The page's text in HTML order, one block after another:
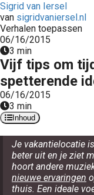
Sigrid van Iersel
van sigridvaniersel.nl
Verhalen toepassen
06/16/2015
3 min
Vijf tips om
spetterende
06/16/2015
3 min
Inhoud
Je vakantielocatie
beter uit en je ziet
hoort andere
nieuwe ervaringen
thuis. Een ideale